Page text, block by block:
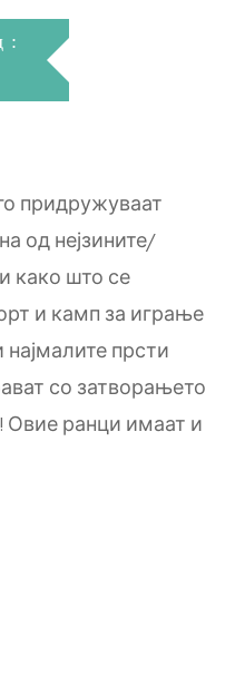
:
придружуваат
од нејзините/
како што се
и камп за играње
прсти
со затворањето
Овие ранци имаат и